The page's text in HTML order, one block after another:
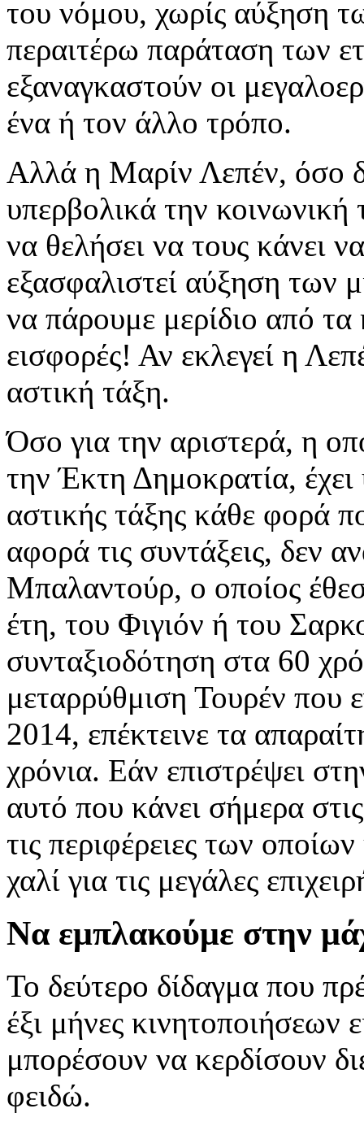
του νόμου, χωρίς αύξηση
περαιτέρω παράταση των
εξαναγκαστούν οι
ένα ή τον άλλο τρόπο.
Αλλά η Μαρίν Λεπέν, όσο
υπερβολικά την κοινωνική
να θελήσει να τους κάνει
εξασφαλιστεί αύξηση των
να πάρουμε μερίδιο από τα
εισφορές! Αν εκλεγεί η
αστική τάξη.
Όσο για την αριστερά, η
την Έκτη Δημοκρατία, έχει
αστικής τάξης κάθε φορά
αφορά τις συντάξεις, δεν
Μπαλαντούρ, ο οποίος
έτη, του Φιγιόν ή του
συνταξιοδότηση στα 60
μεταρρύθμιση Τουρέν που
2014, επέκτεινε τα
χρόνια. Εάν επιστρέψει
αυτό που κάνει σήμερα
τις περιφέρειες των
χαλί για τις μεγάλες
Να εμπλακούμε στην
Το δεύτερο δίδαγμα που
έξι μήνες κινητοποιήσεων
μπορέσουν να κερδίσουν
φειδώ.